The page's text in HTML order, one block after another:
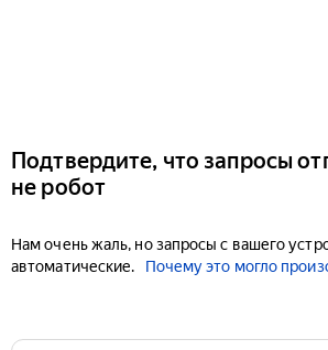
Подтвердите, что запросы
не робот
Нам очень жаль, но запросы с вашего
автоматические.
Почему это могло